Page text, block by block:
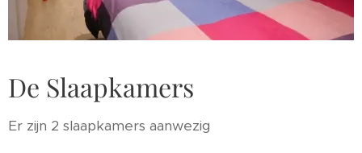
De Slaapkamers
Er zijn 2 slaapkamers aanwezig